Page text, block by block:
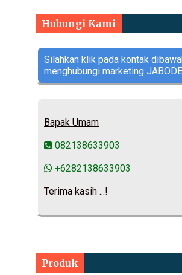
Hubungi Kami
Silahkan klik pada kontak
menghubungi marketing
Bapak Umam
082138633903
+6282138633903
Terima kasih ...!
Produk